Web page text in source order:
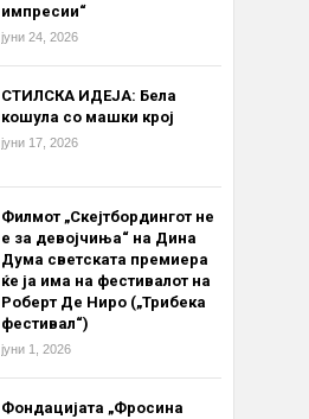
импресии“
јуни 24, 2026
СТИЛСКА ИДЕЈА: Бела
кошула со машки крој
јуни 17, 2026
Филмот „Скејтбордингот не
е за девојчиња“ на Дина
Дума светската премиера
ќе ја има на фестивалот на
Роберт Де Ниро („Трибека
фестивал“)
јуни 1, 2026
Фондацијата „Фросина